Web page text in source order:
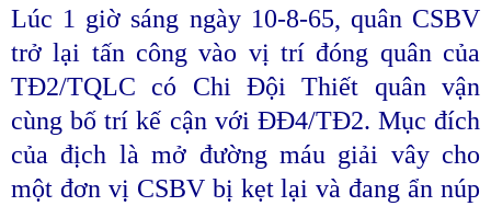
Lúc 1 giờ sáng ngày 10-8-65, quân CSBV
trở lại tấn công vào vị trí đóng quân của
TĐ2/TQLC có Chi Đội Thiết quân vận
cùng bố trí kế cận với ĐĐ4/TĐ2. Mục đích
của địch là mở đường máu giải vây cho
một đơn vị CSBV bị kẹt lại và đang ẩn núp